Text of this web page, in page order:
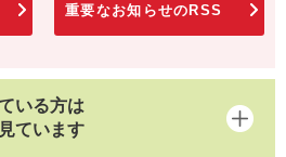
重要なお知らせのRSS
いる方は
ています